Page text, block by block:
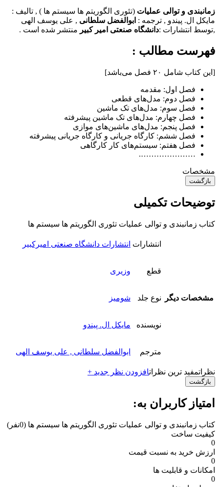
زمانبندی و توالی عملیات (تئوری الگوریتم ها سیستم ها ) , تالیف :
مایکل ال. پیندو , ترجمه : ابوالفضل سلطانی , علی یوسف الهی
,توسط انتشارات :دانشگاه صنعتی امیر کبیر منتشر شده است .
فهرست مطالب :
[این کتاب شامل ۲۰ فصل می‌‌باشد]
فصل اول: مقدمه
فصل دوم: مدل‌‌های قطعی
فصل سوم: مدل‌‌های تک ماشین
فصل چهارم: مدل‌‌های تک ماشین پیشرفته
فصل پنجم: مدل‌‌های ماشین‌‌های موازی
فصل ششم: کارگاه جریانی و کارگاه جریانی پیشرفته
فصل هفتم: سیستم‌‌های کار کارگاهی
………………….
مشخصات
بازگشت
توضیحات تکمیلی
کتاب زمانبندی و توالی عملیات تئوری الگوریتم ها سیستم ها
مشخصات دیگر
انتشارات انتشارات دانشگاه صنعتی امیرکبیر
قطع وزیری
نوع جلد شومیز
نویسنده مایکل ال. پیندو
مترجم ابوالفضل سلطانی , علی یوسف الهی
نظراتمفید ترین نظراتافزودن نظر جدید +
بازگشت
امتیاز کاربران به:
کتاب زمانبندی و توالی عملیات تئوری الگوریتم ها سیستم ها (0نفر)
کیفیت ساخت
0
ارزش خرید به نسبت قیمت
0
امکانات و قابلیت ها
0